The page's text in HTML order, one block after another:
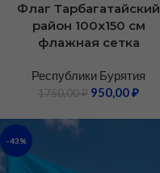
Флаг Тарбагатайский
район 100х150 см
флажная сетка
Республики Бурятия
1750,00₽ 950,00₽
-43%